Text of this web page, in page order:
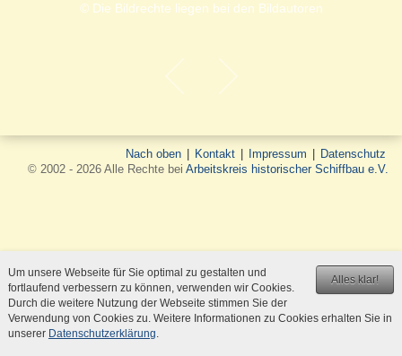
© Die Bildrechte liegen bei den Bildautoren
Nach oben Kontakt Impressum
Datenschutz
© 2002 - 2026 Alle Rechte bei Arbeitskreis historischer Schiffbau e.V.
Alles klar!
Um unsere Webseite für Sie optimal zu gestalten und
fortlaufend verbessern zu können, verwenden wir Cookies.
Durch die weitere Nutzung der Webseite stimmen Sie der
Verwendung von Cookies zu. Weitere Informationen zu Cookies erhalten Sie in
unserer Datenschutzerklärung